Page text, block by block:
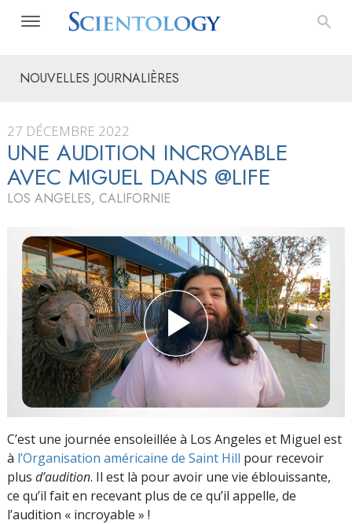
NOUVELLES JOURNALIÈRES
27 DÉCEMBRE 2022
UNE AUDITION INCROYABLE
AVEC MIGUEL DANS @LIFE
LOS ANGELES, CALIFORNIE
C’est une journée ensoleillée à Los Angeles et Miguel est
à l’Organisation américaine de Saint Hill pour recevoir
plus d’audition. Il est là pour avoir une vie éblouissante,
ce qu’il fait en recevant plus de ce qu’il appelle, de
l’audition « incroyable » !